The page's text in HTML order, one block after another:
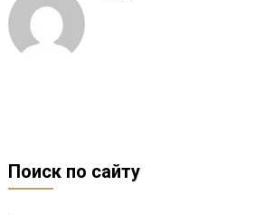
Поиск по сайту